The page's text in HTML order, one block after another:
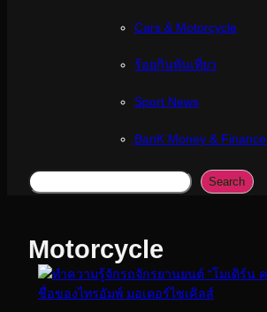
Cars & Motorcycle
ร้อยกินพันเที่ยว
Sport News
ฺBanK Money & Finance
Search Search
Motorcycle